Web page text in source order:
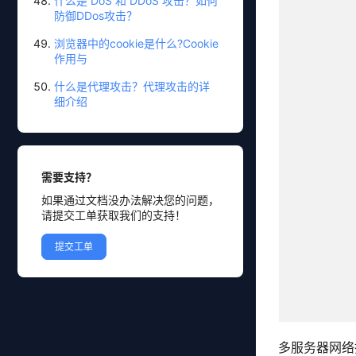
防御DDos攻击？
浏览器中的cookie是什么?Cookie
作用与
什么是代理攻击？代理攻击的详
细介绍
需要支持？
如果通过文档没办法解决您的问题，
请提交工单获取我们的支持！
提交工单
多服务器网